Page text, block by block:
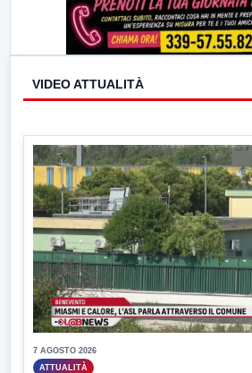
VIDEO ATTUALITÀ
7 AGOSTO 2026
ATTUALITÀ